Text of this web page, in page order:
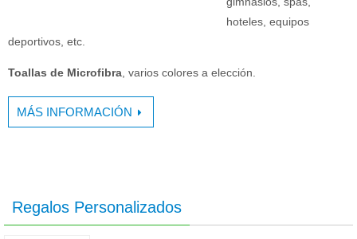
hoteles, equipos
deportivos, etc.
Toallas de Microfibra , varios colores a elección.
MÁS INFORMACIÓN
Regalos Personalizados